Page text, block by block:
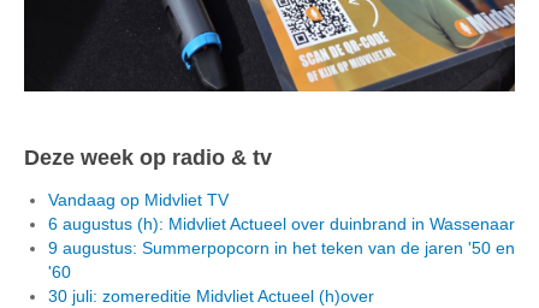
Deze week op radio & tv
Vandaag op Midvliet TV
6 augustus (h): Midvliet Actueel over duinbrand in Wassenaar
9 augustus: Summerpopcorn in het teken van de jaren '50 en
'60
30 juli: zomereditie Midvliet Actueel (h)over